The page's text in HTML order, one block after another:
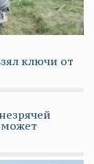
ключи от